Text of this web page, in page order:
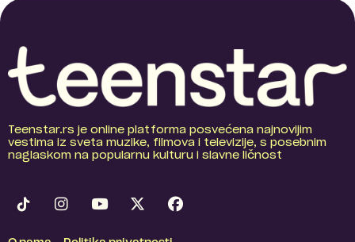
Teenstar.rs je online platforma posvećena najnovijim
vestima iz sveta muzike, filmova i televizije, s posebnim
naglaskom na popularnu kulturu i slavne ličnost